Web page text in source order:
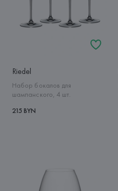
Riedel
Набор бокалов для
шампанского, 4 шт.
215 BYN